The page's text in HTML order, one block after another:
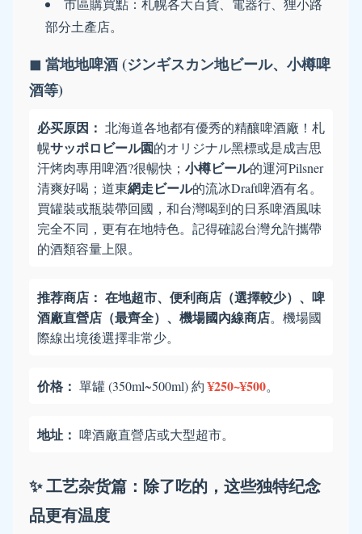
市區購買點：札幌各大百貨、電器行、狸小路
部分土產店。
◼ 當地地啤酒 (ジンギスカン地ビール、小樽啤
酒等)
必买原因： 北海道各地都有優秀的精釀啤酒廠！札
幌サッポロビール園的オリジナル黑標或是成吉思
汗烤肉專用啤酒?很暢快； 小樽ビール的運河Pilsner
清爽好喝；道東網走ビール的流冰Draft啤酒有名。
買罐裝或瓶裝帶回國，和台灣喝到的日系啤酒風味
完全不同，更有在地特色。記得確認台灣允許攜帶
的酒類容量上限。
推荐商店： 在地超市、便利商店（選擇較少）、啤
酒廠直營店（最齊全）、機場國內線商店。機場國
際線出境後選擇非常少。
价格： 單罐 (350ml~500ml) 約¥250~¥500。
地址： 啤酒廠直營店或大型超市。
✨ 工艺杂货篇：除了吃的，这些独特纪念
品更有温度